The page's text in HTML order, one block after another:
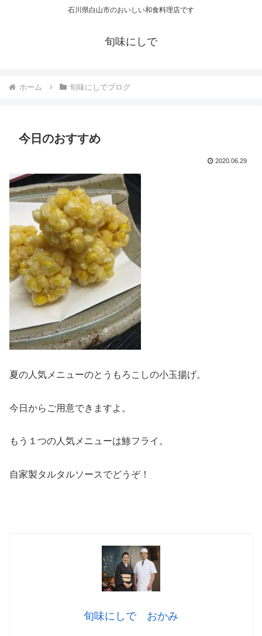
石川県白山市のおいしい和食料理店です
旬味にしで
ホーム 旬味にしでブログ
今日のおすすめ
2020.06.29
夏の人気メニューのとうもろこしの小玉揚げ。
今日からご用意できますよ。
もう１つの人気メニューは鯵フライ。
自家製タルタルソースでどうぞ！
旬味にしで おかみ